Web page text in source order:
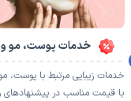
خدمات پوست، مو و
خدمات زیبایی مرتبط با پوست، مو
با قیمت مناسب در پیشنهادهای